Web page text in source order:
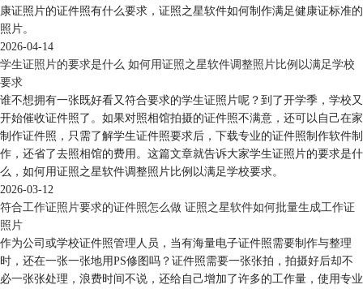
康证照片的证件照有什么要求，证照之星软件如何制作满足健康证标准的
照片。
2026-04-14
学生证照片的要求是什么 如何用证照之星软件调整照片比例以满足学校
要求
谁不想拥有一张既好看又符合要求的学生证照片呢？到了开学季，学校又
开始催收证件照了。如果对照相馆拍摄的证件照不满意，还可以自己在家
制作证件照，只需了解学生证件照要求后，下载专业的证件照制作软件制
作，还省了去照相馆的费用。这篇文章就告诉大家学生证照片的要求是什
么，如何用证照之星软件调整照片比例以满足学校要求。
2026-03-12
符合工作证照片要求的证件照怎么做 证照之星软件如何批量生成工作证
照片
作为公司或学校证件照管理人员，当有海量电子证件照需要制作与整理
时，还在一张一张地用PS修图吗？证件照需要一张张拍，拍摄好后却不
必一张张处理，浪费时间不说，还给自己增加了许多的工作量，使用专业